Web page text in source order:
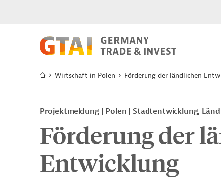
Wirtschaft in Polen Förderung der ländlichen
Projektmeldung Polen Stadtentwicklung,
Förderung der
Entwicklung